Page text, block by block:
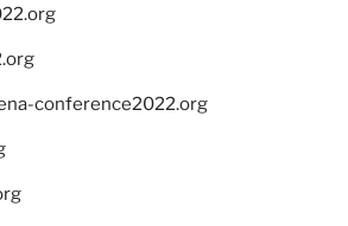
conference2022.org